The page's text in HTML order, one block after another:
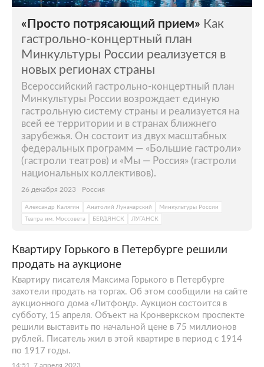
«Просто потрясающий прием» Как
гастрольно-концертный план
Минкультуры России реализуется в
новых регионах страны
Всероссийский гастрольно-концертный план
Минкультуры России возрождает единую
гастрольную систему страны и реализуется на
всей ее территории и в странах ближнего
зарубежья. Он состоит из двух масштабных
федеральных программ — «Большие гастроли»
(гастроли театров) и «Мы — Россия» (гастроли
национальных коллективов).
26 декабря 2023 Россия
Александр Калягин Анатолий Луначарский
Минкультуры России
Театра им. Моссовета
БЕРДЯНСК ЛУГАНСК
Квартиру Горького в Петербурге решили
продать на аукционе
Квартиру писателя Максима Горького в Петербурге
захотели продать на торгах. Об этом сообщили на сайте
аукционного дома «Литфонд». Аукцион состоится в
субботу, 15 апреля. Объект на Кронверкском проспекте
решили выставить по начальной цене в 75 миллионов
рублей. Писатель жил в этой квартире в период с 1914
по 1917 годы.
14:51, 7 апреля 2023